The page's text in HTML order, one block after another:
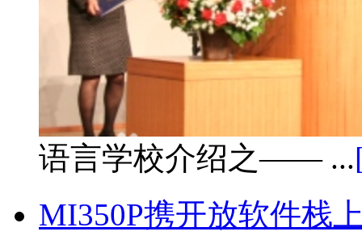
语言学校介绍之—— ...
MI350P携开放软件栈